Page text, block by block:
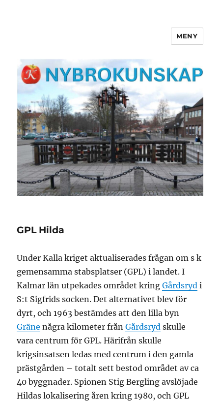
MENY
GPL Hilda
Under Kalla kriget aktualiserades frågan om s k
gemensamma stabsplatser (GPL) i landet. I
Kalmar län utpekades området kringGårdsryd i
S:t Sigfrids socken. Det alternativet blev för
dyrt, och 1963 bestämdes att den lilla byn
Gräne några kilometer frånGårdsryd skulle
vara centrum för GPL. Härifrån skulle
krigsinsatsen ledas med centrum i den gamla
prästgården – totalt sett bestod området av ca
40 byggnader. Spionen Stig Bergling avslöjade
Hildas lokalisering åren kring 1980, och GPL